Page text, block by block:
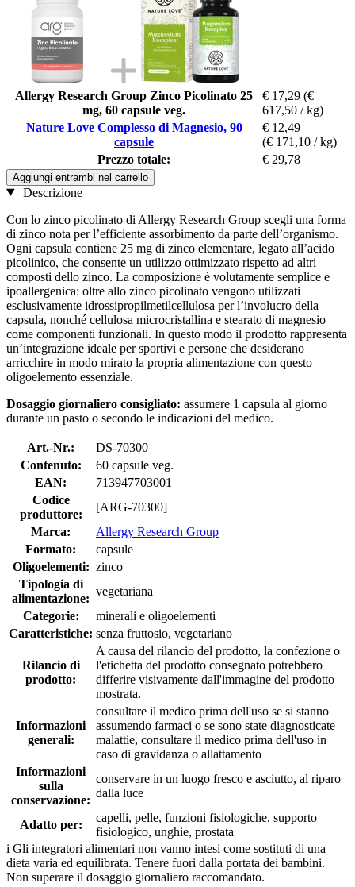
Allergy Research Group Zinco Picolinato 25
mg, 60 capsule veg.
€ 17,29 (€
617,50 / kg)
Nature Love Complesso di Magnesio, 90
capsule
€ 12,49
(€ 171,10 / kg)
Prezzo totale:
€ 29,78
Aggiungi entrambi nel carrello
Descrizione
Con lo zinco picolinato di Allergy Research Group scegli una forma
di zinco nota per l’efficiente assorbimento da parte dell’organismo.
Ogni capsula contiene 25 mg di zinco elementare, legato all’acido
picolinico, che consente un utilizzo ottimizzato rispetto ad altri
composti dello zinco. La composizione è volutamente semplice e
ipoallergenica: oltre allo zinco picolinato vengono utilizzati
esclusivamente idrossipropilmetilcellulosa per l’involucro della
capsula, nonché cellulosa microcristallina e stearato di magnesio
come componenti funzionali. In questo modo il prodotto rappresenta
un’integrazione ideale per sportivi e persone che desiderano
arricchire in modo mirato la propria alimentazione con questo
oligoelemento essenziale.
Dosaggio giornaliero consigliato: assumere 1 capsula al giorno
durante un pasto o secondo le indicazioni del medico.
Art.-Nr.:
DS-70300
Contenuto:
60 capsule veg.
EAN:
713947703001
Codice
produttore:
[ARG-70300]
Marca:
Allergy Research Group
Formato:
capsule
Oligoelementi: zinco
Tipologia di
alimentazione:
vegetariana
Categorie:
minerali e oligoelementi
Caratteristiche: senza fruttosio, vegetariano
Rilancio di
prodotto:
A causa del rilancio del prodotto, la confezione o
l'etichetta del prodotto consegnato potrebbero
differire visivamente dall'immagine del prodotto
mostrata.
Informazioni
generali:
consultare il medico prima dell'uso se si stanno
assumendo farmaci o se sono state diagnosticate
malattie, consultare il medico prima dell'uso in
caso di gravidanza o allattamento
Informazioni
sulla
conservazione:
conservare in un luogo fresco e asciutto, al riparo
dalla luce
Adatto per:
capelli, pelle, funzioni fisiologiche, supporto
fisiologico, unghie, prostata
i Gli integratori alimentari non vanno intesi come sostituti di una
dieta varia ed equilibrata. Tenere fuori dalla portata dei bambini.
Non superare il dosaggio giornaliero raccomandato.